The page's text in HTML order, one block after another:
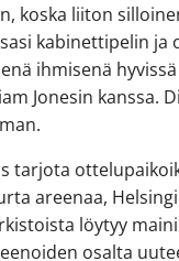
koska liiton
kabinettipelin ja
ihmisenä hyvissä
Jonesin kanssa.
tarjota
areenaa,
löytyy
osalta